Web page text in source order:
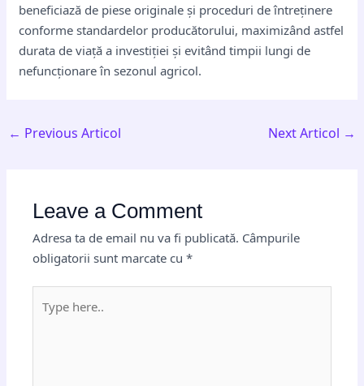
beneficiază de piese originale și proceduri de întreținere
conforme standardelor producătorului, maximizând astfel
durata de viață a investiției și evitând timpii lungi de
nefuncționare în sezonul agricol.
← Previous Articol Next Articol →
Leave a Comment
Adresa ta de email nu va fi publicată. Câmpurile
obligatorii sunt marcate cu*
here..